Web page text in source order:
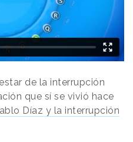
de la interrupción
que sí se vivió hace
Díaz y la interrupción